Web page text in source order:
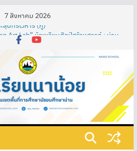
7 สิงหาคม 2026
นทรโวหาร (ภู่)
Art Lab” ห้องเรียนศิลป์สร้างสรรค์ : น่าน
สชั่นนิสต์ ผ่านกระบวนการจัดการเรียนรู้
เพื่อพัฒนาความรู้ความเข้าใจในศิลปะ
นกับศิลปะสากลของนักเรียนชั้น
เรียนรู้ปฏิสัมพันธ์ เรื่อง วงจรไฟฟ้าอย่าง
แกรม ClassPoint ร่วมกับห้องเรียนออนไลน์
อวงจรไฟฟ้า รายวิชาการออกแบบและ
มศึกษาปีที่ 1 โรงเรียนนาน้อย
ไทยแห่งชาติและสัปดาห์ห้องสมุด ประจำปี
ง แต่งตั้งคณะกรรมการดําเนินงานเตรียม